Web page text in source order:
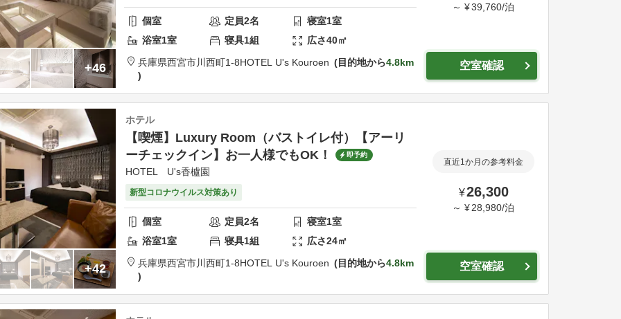
+46
個室 定員2名 寝室1室
浴室1室 寝具1組 広さ40㎡
兵庫県西宮市川西町1-8HOTEL U's Kouroen 目的地から4.8km
～ ¥39,760/泊
空室確認
+42
ホテル
【喫煙】Luxury Room（バストイレ付）【アーリ
ーチェックイン】お一人様でもOK！
即予約
HOTEL U's香櫨園
新型コロナウイルス対策あり
個室 定員2名 寝室1室
浴室1室 寝具1組 広さ24㎡
兵庫県西宮市川西町1-8HOTEL U's Kouroen 目的地から4.8km
直近1か月の参考料金
¥26,300
～ ¥ 28,980/泊
空室確認